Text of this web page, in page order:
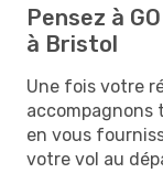
Pensez à
à Bristol
Une fois votre
accompagnons
en vous
votre vol au